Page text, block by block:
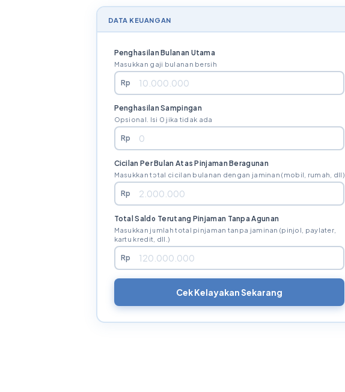
DATA KEUANGAN
Penghasilan Bulanan Utama
Masukkan gaji bulanan bersih
Rp
Penghasilan Sampingan
Opsional. Isi 0 jika tidak ada
Rp
Cicilan Per Bulan Atas Pinjaman Beragunan
Masukkan total cicilan bulanan dengan jaminan (mobil, rumah, dll)
Rp
Total Saldo Terutang Pinjaman Tanpa Agunan
Masukkan jumlah total pinjaman tanpa jaminan (pinjol, paylater,
kartu kredit, dll.)
Rp
Cek Kelayakan Sekarang